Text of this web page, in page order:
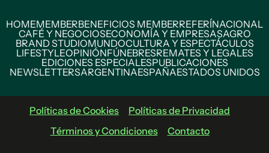
HOMEMEMBERBENEFICIOS MEMBERREFERÍNACIONAL
CAFÉ Y NEGOCIOSECONOMÍA Y EMPRESASAGRO
BRAND STUDIOMUNDOCULTURA Y ESPECTÁCULOS
LIFESTYLEOPINIÓNFÚNEBRESREMATES Y LEGALES
EDICIONES ESPECIALESPUBLICACIONES
NEWSLETTERSARGENTINAESPAÑAESTADOS UNIDOS
Políticas de Cookies
Políticas de Privacidad
Términos y Condiciones
Contacto